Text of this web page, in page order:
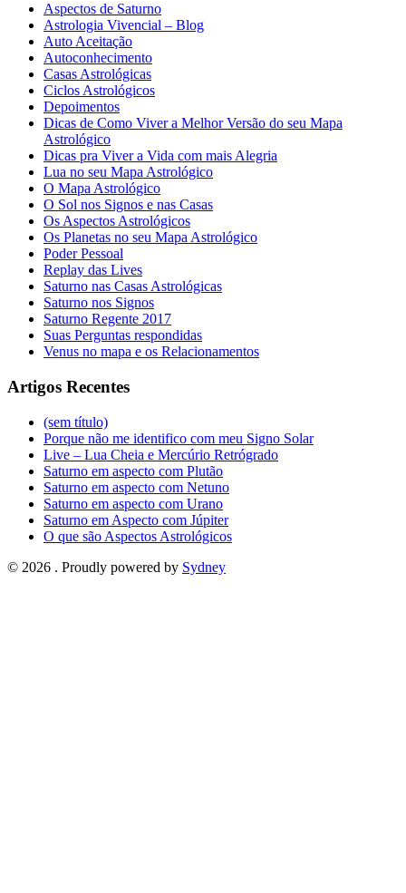
Aspectos de Saturno
Astrologia Vivencial – Blog
Auto Aceitação
Autoconhecimento
Casas Astrológicas
Ciclos Astrológicos
Depoimentos
Dicas de Como Viver a Melhor Versão do seu Mapa
Astrológico
Dicas pra Viver a Vida com mais Alegria
Lua no seu Mapa Astrológico
O Mapa Astrológico
O Sol nos Signos e nas Casas
Os Aspectos Astrológicos
Os Planetas no seu Mapa Astrológico
Poder Pessoal
Replay das Lives
Saturno nas Casas Astrológicas
Saturno nos Signos
Saturno Regente 2017
Suas Perguntas respondidas
Venus no mapa e os Relacionamentos
Artigos Recentes
(sem título)
Porque não me identifico com meu Signo Solar
Live – Lua Cheia e Mercúrio Retrógrado
Saturno em aspecto com Plutão
Saturno em aspecto com Netuno
Saturno em aspecto com Urano
Saturno em Aspecto com Júpiter
O que são Aspectos Astrológicos
© 2026 . Proudly powered by Sydney